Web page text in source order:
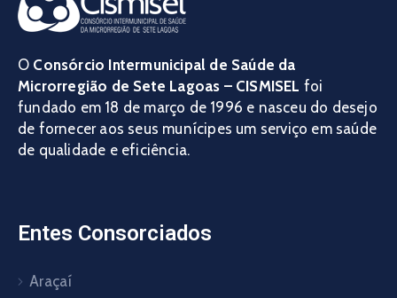
O Consórcio Intermunicipal de Saúde da
Microrregião de Sete Lagoas – CISMISEL foi
fundado em 18 de março de 1996 e nasceu do desejo
de fornecer aos seus munícipes um serviço em saúde
de qualidade e eficiência.
Entes Consorciados
Araçaí